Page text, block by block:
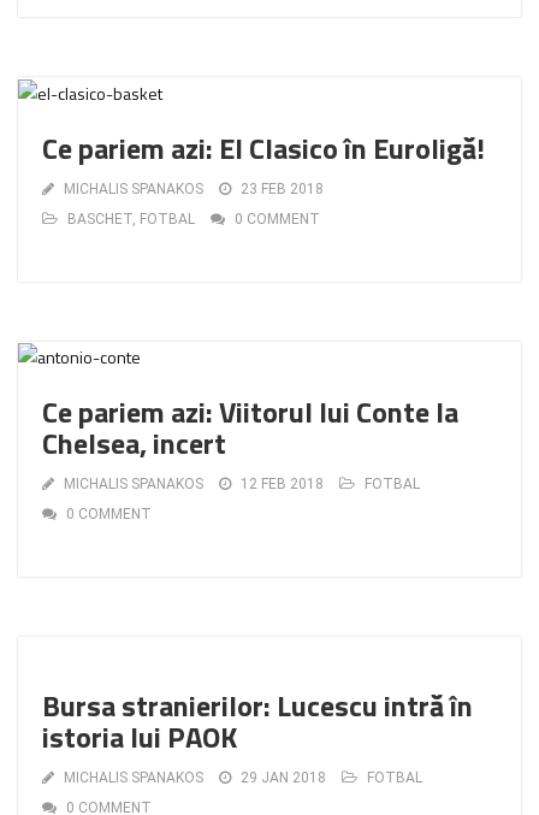
Ce pariem azi: El Clasico în Euroligă!
MICHALIS SPANAKOS
23 FEB 2018
BASCHET FOTBAL 0 COMMENT
Ce pariem azi: Viitorul lui Conte la
Chelsea, incert
MICHALIS SPANAKOS 12 FEB 2018
FOTBAL
0 COMMENT
Bursa stranierilor: Lucescu intră în
istoria lui PAOK
MICHALIS SPANAKOS 29 JAN 2018
FOTBAL
0 COMMENT